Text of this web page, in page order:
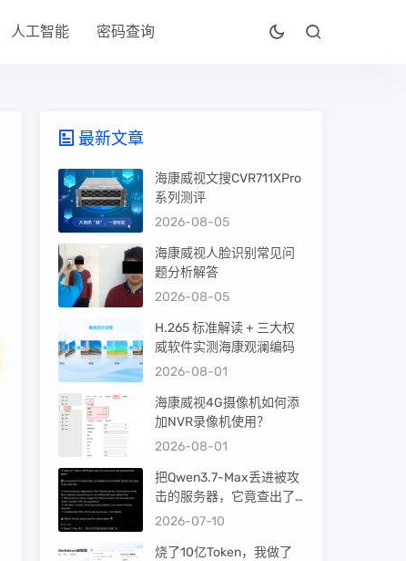
人工智能 密码查询
最新文章
海康威视文搜CVR711XPro
系列测评
2026-08-05
海康威视人脸识别常见问
题分析解答
2026-08-05
H.265 标准解读 + 三大权
威软件实测海康观澜编码
2026-08-01
海康威视4G摄像机如何添
加NVR录像机使用？
2026-08-01
把Qwen3.7-Max丢进被攻
击的服务器，它竟查出了
暴力破解！
2026-07-10
烧了10亿Token，我做了